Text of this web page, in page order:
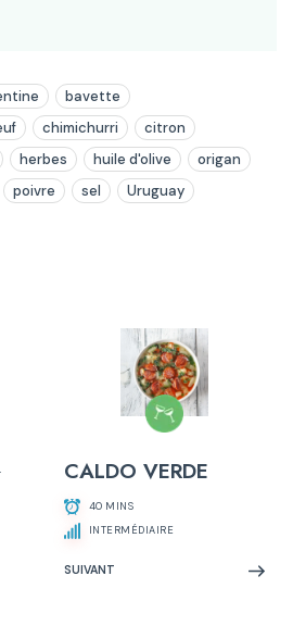
bavette
chimichurri
citron
herbes huile d'olive
origan
poivre sel
Uruguay
CALDO VERDE
40 MINS
INTERMÉDIAIRE
SUIVANT